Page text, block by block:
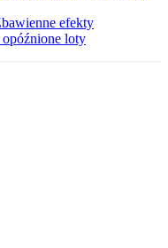
efekty
opóźnione loty